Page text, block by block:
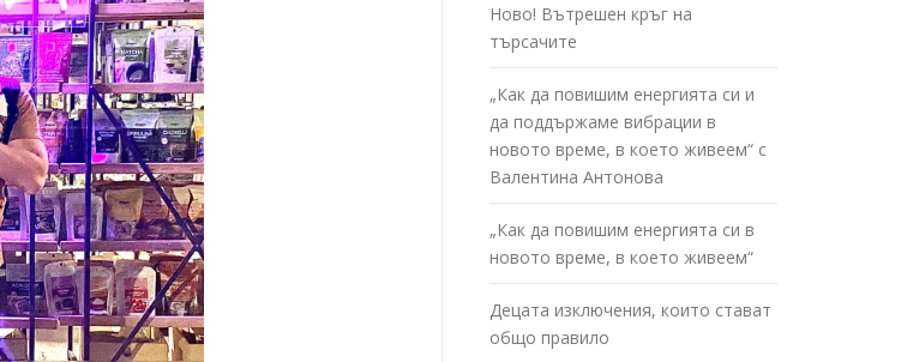
Ново! Вътрешен кръг на
търсачите
„Как да повишим енергията си и
да поддържаме вибрации в
новото време, в което живеем“ с
Валентина Антонова
„Как да повишим енергията си в
новото време, в което живеем“
Децата изключения, които стават
общо правило